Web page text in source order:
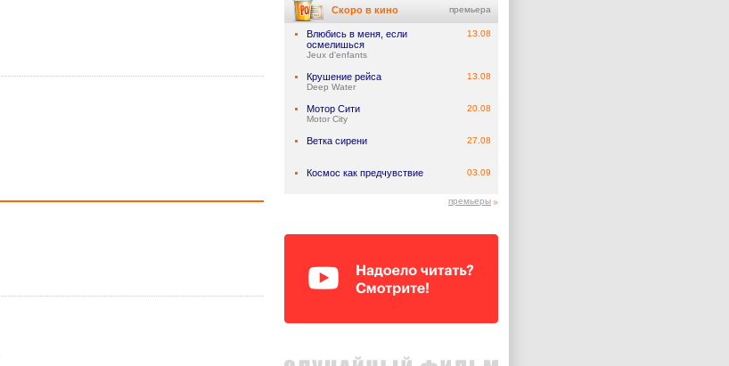
Скоро в кино премьера
Влюбись в меня, если
осмелишься
Jeux d'enfants
13.08
Крушение рейса
Deep Water
13.08
Мотор Сити
Motor City
20.08
Ветка сирени 27.08
Космос как предчувствие 03.09
премьеры